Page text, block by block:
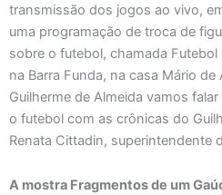
transmissão dos jogos ao vivo,
uma programação de troca de
sobre o futebol, chamada
na Barra Funda, na casa Mário de
Guilherme de Almeida vamos
o futebol com as crônicas do
Renata Cittadin, superintendente
A mostra Fragmentos de um